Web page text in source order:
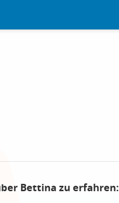
Bettina zu erfahren: